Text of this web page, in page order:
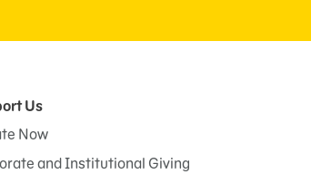
Us
Now
and Institutional Giving